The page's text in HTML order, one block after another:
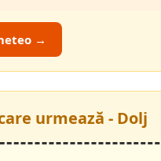
→
urmează - Dolj